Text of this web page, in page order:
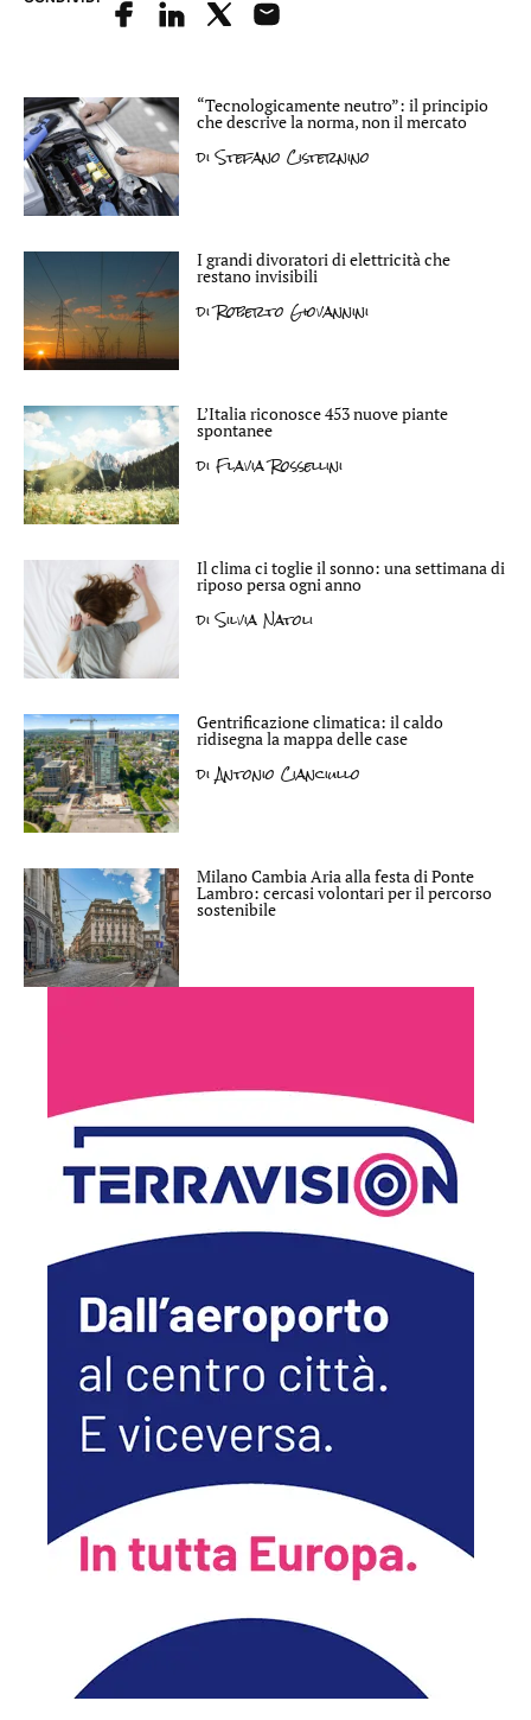
“Tecnologicamente neutro”: il principio
che descrive la norma, non il mercato
diStefano Cisternino
I grandi divoratori di elettricità che
restano invisibili
diRoberto Giovannini
L’Italia riconosce 453 nuove piante
spontanee
di Flavia Rossellini
Il clima ci toglie il sonno: una settimana di
riposo persa ogni anno
diSilvia Natoli
Gentrificazione climatica: il caldo
ridisegna la mappa delle case
diAntonio Cianciullo
Milano Cambia Aria alla festa di Ponte
Lambro: cercasi volontari per il percorso
sostenibile